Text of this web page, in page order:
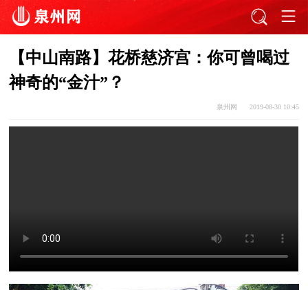
【中山南路】花桥慈济宫：你可曾喝过
神奇的“金汁”？
泉州网 2019-08-30 10:45